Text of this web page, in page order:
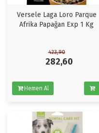
Versele Laga Loro Parque
Afrika Papağan Exp 1 Kg
423,90
282,60
Hemen Al